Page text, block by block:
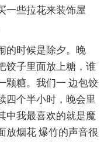
一些拉花来装饰屋
的时候是除夕。晚
饺子里面放上糖，谁
颗糖。我们一 边包饺
四个半小时，晚会里
中我最喜欢的就是魔
放烟花 爆竹的声音很